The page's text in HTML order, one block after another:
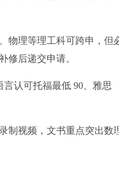
物理等理工科可跨申，但
修后递交申请。
认可托福最低 90、雅思
视频，文书重点突出数